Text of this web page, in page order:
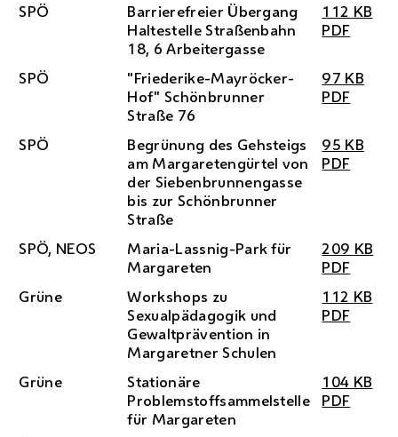
SPÖ
Barrierefreier Übergang
Haltestelle Straßenbahn
18, 6 Arbeitergasse
112 KB
PDF
SPÖ
"Friederike-Mayröcker-
Hof" Schönbrunner
Straße 76
97 KB
PDF
SPÖ
Begrünung des Gehsteigs
am Margaretengürtel von
der Siebenbrunnengasse
bis zur Schönbrunner
Straße
95 KB
PDF
SPÖ, NEOS
Maria-Lassnig-Park für
Margareten
209 KB
PDF
Grüne
Workshops zu
Sexualpädagogik und
Gewaltprävention in
Margaretner Schulen
112 KB
PDF
Grüne
Stationäre
Problemstoffsammelstelle
für Margareten
104 KB
PDF